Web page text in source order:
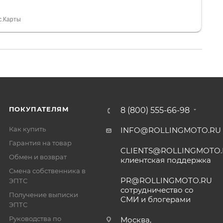
Дмитрию, за клиентоориентированность и
ПОКУПАТЕЛЯМ
Как купить
Гарантия на товар
Обмен и возврат
Смена собственника в
ЭПТС
Получение выписки
ЭПТС
Руководства по
8 (800) 555-66-98
INFO@ROLLINGMOTO.RU
клиентская поддержка
PR@ROLLINGMOTO.RU
сотрудничество со
СМИ и блогерами
Москва,